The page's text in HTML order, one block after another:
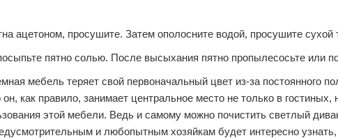
ацетоном, просушите. Затем ополосните водой, просушите сухой
пятно солью. После высыхания пятно пропылесосьте или
мебель теряет свой первоначальный цвет из-за постоянного
как правило, занимает центральное место не только в гостиных,
этой мебели. Ведь и самому можно почистить светлый
и любопытным хозяйкам будет интересно узнать,